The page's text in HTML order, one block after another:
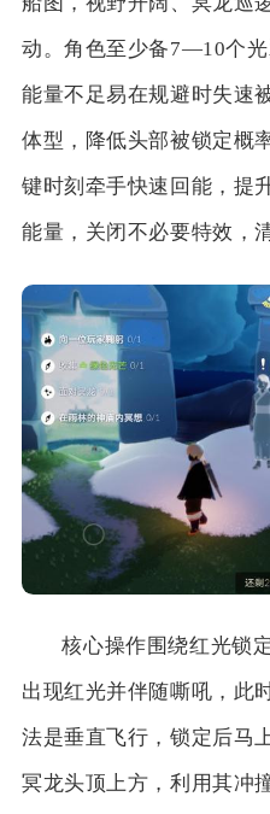
动。角色至少备7—10个光
能量不足易在规避时失速
体型，降低头部被锁定概
键时刻牵手快速回能，提
能量，关闭不必要特效，
核心操作围绕红光锁
出现红光并伴随嘶吼，此
法是垂直飞行，锁定后马
冥龙头顶上方，利用其冲